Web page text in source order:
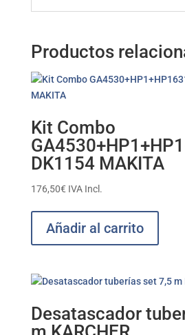
Productos
Kit Combo
DK1154 MAKITA
176,50€ IVA Incl.
Añadir al carrito
Desatascador